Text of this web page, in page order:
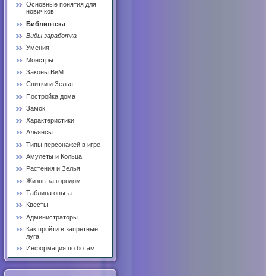
Основные понятия для
новичков
Библиотека
Виды заработка
Умения
Монстры
Законы ВиМ
Свитки и Зелья
Постройка дома
Замок
Характеристики
Альянсы
Типы персонажей в игре
Амулеты и Кольца
Растения и Зелья
Жизнь за городом
Таблица опыта
Квесты
Администраторы
Как пройти в запретные
луга
Информация по ботам